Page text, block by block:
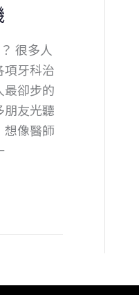
很多人
項牙科治
最卻步的
朋友光聽
想像醫師